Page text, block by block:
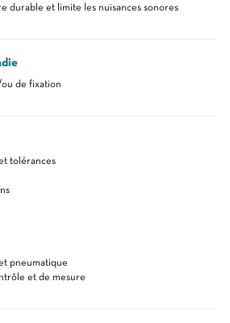
durable et limite les nuisances sonores
de fixation
tolérances
pneumatique
et de mesure